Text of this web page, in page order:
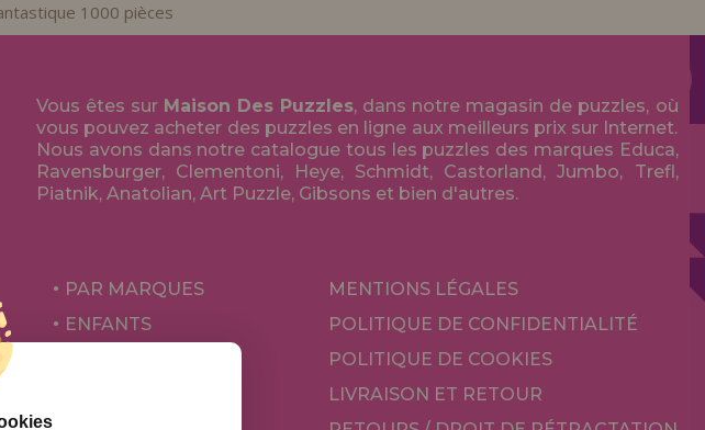
1000 pièces
Vous êtes sur Maison Des Puzzles, dans notre magasin de puzzles, où
vous pouvez acheter des puzzles en ligne aux meilleurs prix sur Internet.
Nous avons dans notre catalogue tous les puzzles des marques Educa,
Ravensburger, Clementoni, Heye, Schmidt, Castorland, Jumbo, Trefl,
Piatnik, Anatolian, Art Puzzle, Gibsons et bien d'autres.
PAR MARQUES
ENFANTS
MENTIONS LÉGALES
POLITIQUE DE CONFIDENTIALITÉ
POLITIQUE DE COOKIES
LIVRAISON ET RETOUR